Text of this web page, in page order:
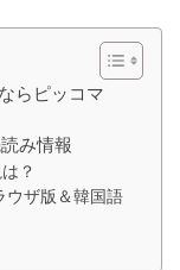
らピッコマ
み情報
？
ウザ版＆韓国語